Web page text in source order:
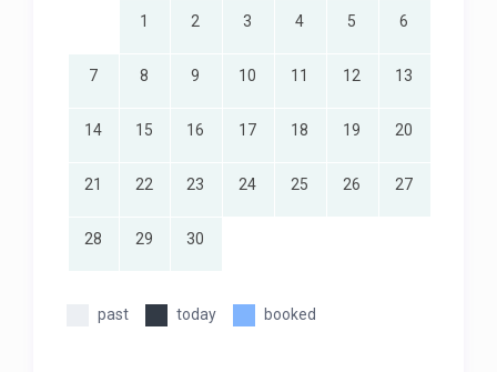
1 2 3 4 5 6
7 8 9 10 11 12 13
14 15 16 17 18 19 20
21 22 23 24 25 26 27
28 29 30
past today booked